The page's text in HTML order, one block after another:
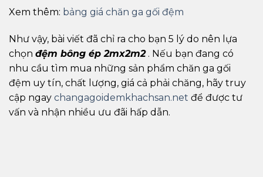
Xem thêm: bảng giá chăn ga gối đệm
Như vậy, bài viết đã chỉ ra cho bạn 5 lý do nên lựa
chọn đệm bông ép 2mx2m2. Nếu bạn đang có
nhu cầu tìm mua những sản phẩm chăn ga gối
đệm uy tín, chất lượng, giá cả phải chăng, hãy truy
cập ngay changagoidemkhachsan.net để được tư
vấn và nhận nhiều ưu đãi hấp dẫn.